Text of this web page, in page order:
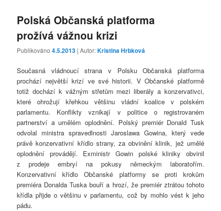
Polská Občanská platforma
prožívá vážnou krizi
Publikováno4.5.2013 | Autor:Kristina Hrbková
Současná vládnoucí strana v Polsku Občanská platforma
prochází největší krizí ve své historii. V Občanské platformě
totiž dochází k vážným střetům mezi liberály a konzervativci,
které ohrožují křehkou většinu vládní koalice v polském
parlamentu. Konflikty vznikají v politice o registrovaném
partnerství a umělém oplodnění. Polský premiér Donald Tusk
odvolal ministra spravedlnosti Jaroslawa Gowina, který vede
právě konzervativní křídlo strany, za obvinění klinik, jež umělé
oplodnění provádějí. Exministr Gowin polské kliniky obvinil
z prodeje embryí na pokusy německým laboratořím.
Konzervativní křídlo Občanské platformy se proti krokům
premiéra Donalda Tuska bouří a hrozí, že premiér ztrátou tohoto
křídla přijde o většinu v parlamentu, což by mohlo vést k jeho
pádu.